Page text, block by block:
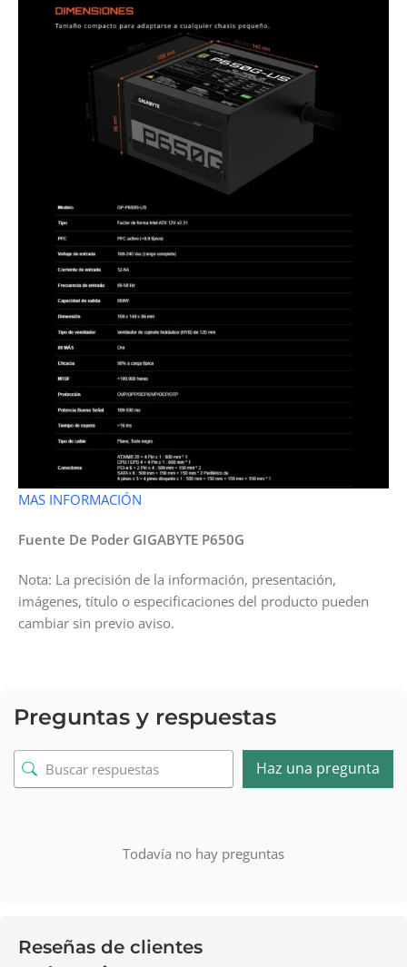
MAS INFORMACIÓN
Fuente De Poder GIGABYTE P650G
Nota: La precisión de la información, presentación,
imágenes, título o especificaciones del producto pueden
cambiar sin previo aviso.
Preguntas y respuestas
Haz una pregunta
Todavía no hay preguntas
Reseñas de clientes